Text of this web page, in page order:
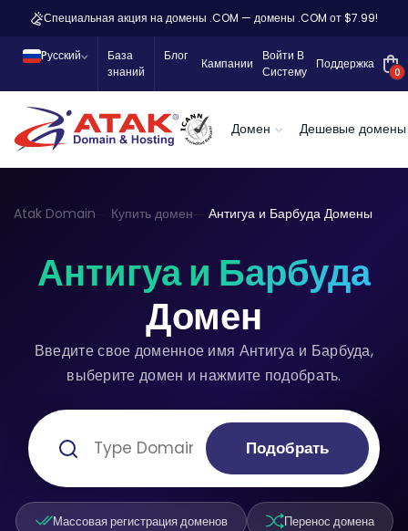
Специальная акция на домены .COM — домены .COM от $7.99!
Pусский
База
знаний
Блог
Кампании
Войти В
Систему
Поддержка
0
Домен Дешевые домены
Atak Domain Купить домен Антигуа и Барбуда Домены
Антигуа и Барбуда
Домен
Введите свое доменное имя Антигуа и Барбуда,
выберите домен и нажмите подобрать.
Подобрать
Массовая регистрация доменов Перенос домена